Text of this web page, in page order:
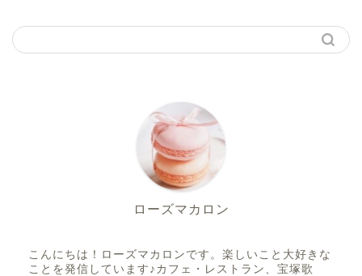
ローズマカロン
こんにちは！ローズマカロンです。楽しいこと大好きな
ことを発信しています♪カフェ・レストラン、宝塚歌